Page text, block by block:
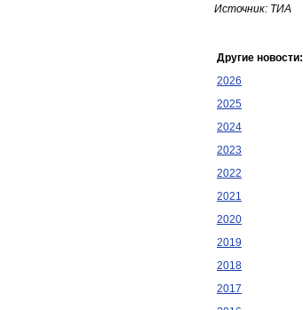
Источник: ТИА
Другие новости:
2026
2025
2024
2023
2022
2021
2020
2019
2018
2017